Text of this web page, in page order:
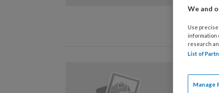
meer
We and
Use
information
research
List of
Manage